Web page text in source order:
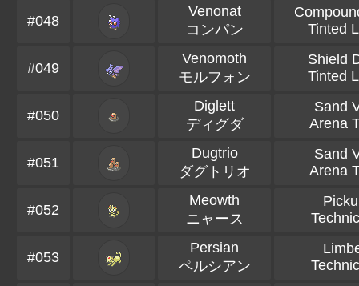
#048
Venonat
コンパン
Tinted
#049
Venomoth
モルフォン
Shield
Tinted
#050
Diglett
ディグダ
Sand
Arena
#051
Dugtrio
ダグトリオ
Sand
Arena
#052
Meowth
ニャース
#053
Persian
ペルシアン